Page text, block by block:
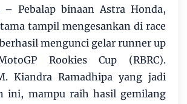
– Pebalap binaan Astra Honda,
tampil mengesankan di race
mengunci gelar runner up
Rookies Cup (RBRC).
Kiandra Ramadhipa yang jadi
ini, mampu raih hasil gemilang